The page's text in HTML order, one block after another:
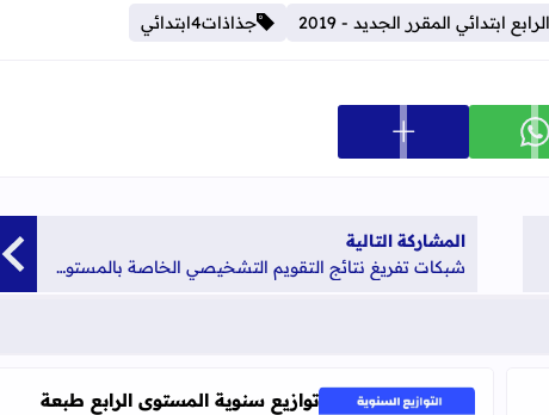
ابتدائي المقرر الجديد - 2019 جذاذات4ابتدائي
شارك على whatsapp عرض المزيد من خيارات المشاركة
المشاركة التالية
شبكات تفريغ نتائج التقويم التشخيصي الخاصة بالمستوى الخامس ابتدائي
توازيع سنوية المستوى الرابع طبعة